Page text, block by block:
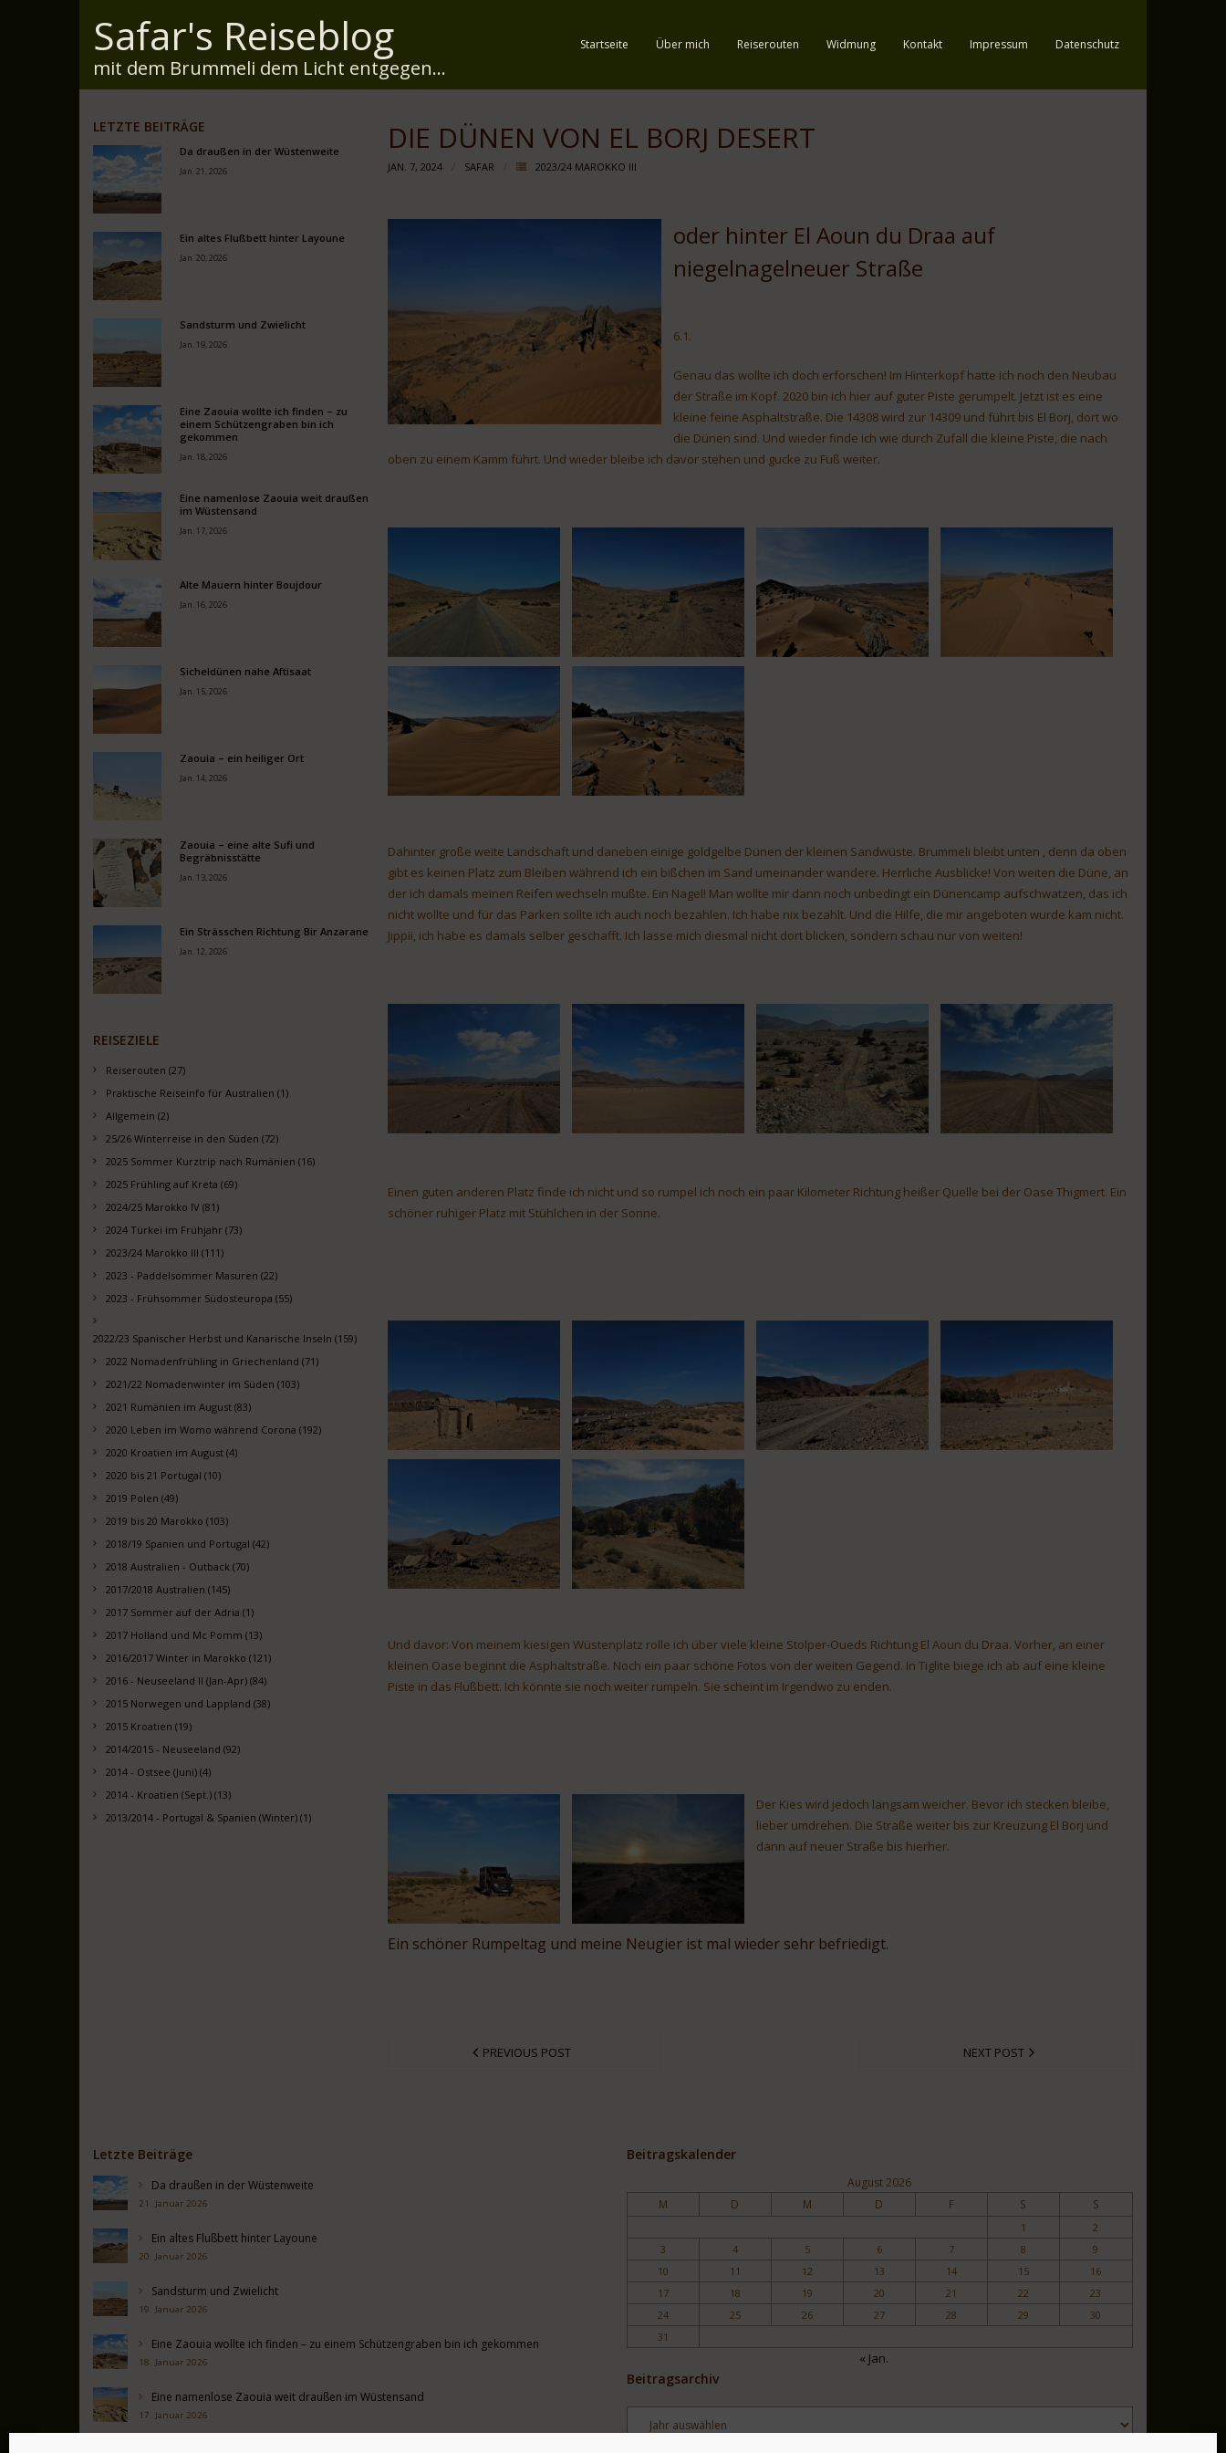
Safar's Reiseblog
mit dem Brummeli dem Licht entgegen...
Startseite Über mich Reiserouten Widmung Kontakt Impressum Datenschutz
DIE DÜNEN VON EL BORJ DESERT
JAN. 7, 2024 SAFAR 2023/24 MAROKKO III
oder hinter El Aoun du Draa auf
niegelnagelneuer Straße
6.1.
Genau das wollte ich doch erforschen! Im Hinterkopf hatte ich noch den Neubau
der Straße im Kopf. 2020 bin ich hier auf guter Piste gerumpelt. Jetzt ist es eine
kleine feine Asphaltstraße. Die 14308 wird zur 14309 und führt bis El Borj, dort wo
die Dünen sind. Und wieder finde ich wie durch Zufall die kleine Piste, die nach
oben zu einem Kamm führt. Und wieder bleibe ich davor stehen und gucke zu Fuß weiter.
Dahinter große weite Landschaft und daneben einige goldgelbe Dünen der kleinen Sandwüste. Brummeli bleibt unten , denn da oben
gibt es keinen Platz zum Bleiben während ich ein bißchen im Sand umeinander wandere. Herrliche Ausblicke! Von weiten die Düne, an
der ich damals meinen Reifen wechseln mußte. Ein Nagel! Man wollte mir dann noch unbedingt ein Dünencamp aufschwatzen, das ich
nicht wollte und für das Parken sollte ich auch noch bezahlen. Ich habe nix bezahlt. Und die Hilfe, die mir angeboten wurde kam nicht.
Jippii, ich habe es damals selber geschafft. Ich lasse mich diesmal nicht dort blicken, sondern schau nur von weiten!
Einen guten anderen Platz finde ich nicht und so rumpel ich noch ein paar Kilometer Richtung heißer Quelle bei der Oase Thigmert. Ein
schöner ruhiger Platz mit Stühlchen in der Sonne.
Und davor: Von meinem kiesigen Wüstenplatz rolle ich über viele kleine Stolper-Oueds Richtung El Aoun du Draa. Vorher, an einer
kleinen Oase beginnt die Asphaltstraße. Noch ein paar schöne Fotos von der weiten Gegend. In Tiglite biege ich ab auf eine kleine
Piste in das Flußbett. Ich könnte sie noch weiter rumpeln. Sie scheint im Irgendwo zu enden.
Der Kies wird jedoch langsam weicher. Bevor ich stecken bleibe,
lieber umdrehen. Die Straße weiter bis zur Kreuzung El Borj und
dann auf neuer Straße bis hierher.
Ein schöner Rumpeltag und meine Neugier ist mal wieder sehr befriedigt.
PREVIOUS POST NEXT POST
LETZTE BEITRÄGE
Da draußen in der Wüstenweite
Jan. 21, 2026
Ein altes Flußbett hinter Layoune
Jan. 20, 2026
Sandsturm und Zwielicht
Jan. 19, 2026
Eine Zaouia wollte ich finden – zu
einem Schützengraben bin ich
gekommen
Jan. 18, 2026
Eine namenlose Zaouia weit draußen
im Wüstensand
Jan. 17, 2026
Alte Mauern hinter Boujdour
Jan. 16, 2026
Sicheldünen nahe Aftisaat
Jan. 15, 2026
Zaouia – ein heiliger Ort
Jan. 14, 2026
Zaouia – eine alte Sufi und
Begräbnisstätte
Jan. 13, 2026
Ein Strässchen Richtung Bir Anzarane
Jan. 12, 2026
REISEZIELE
Reiserouten (27)
Praktische Reiseinfo für Australien (1)
Allgemein (2)
25/26 Winterreise in den Süden (72)
2025 Sommer Kurztrip nach Rumänien (16)
2025 Frühling auf Kreta (69)
2024/25 Marokko IV (81)
2024 Türkei im Frühjahr (73)
2023/24 Marokko III (111)
2023 - Paddelsommer Masuren (22)
2023 - Frühsommer Südosteuropa (55)
2022/23 Spanischer Herbst und Kanarische Inseln (159)
2022 Nomadenfrühling in Griechenland (71)
2021/22 Nomadenwinter im Süden (103)
2021 Rumänien im August (83)
2020 Leben im Womo während Corona (192)
2020 Kroatien im August (4)
2020 bis 21 Portugal (10)
2019 Polen (49)
2019 bis 20 Marokko (103)
2018/19 Spanien und Portugal (42)
2018 Australien - Outback (70)
2017/2018 Australien (145)
2017 Sommer auf der Adria (1)
2017 Holland und Mc Pomm (13)
2016/2017 Winter in Marokko (121)
2016 - Neuseeland II (Jan-Apr) (84)
2015 Norwegen und Lappland (38)
2015 Kroatien (19)
2014/2015 - Neuseeland (92)
2014 - Ostsee (Juni) (4)
2014 - Kroatien (Sept.) (13)
2013/2014 - Portugal & Spanien (Winter) (1)
Letzte Beiträge
Da draußen in der Wüstenweite
21. Januar 2026
Ein altes Flußbett hinter Layoune
20. Januar 2026
Sandsturm und Zwielicht
19. Januar 2026
Eine Zaouia wollte ich finden – zu einem Schützengraben bin ich gekommen
18. Januar 2026
Eine namenlose Zaouia weit draußen im Wüstensand
17. Januar 2026
Beitragskalender
August 2026
M D M D F S S
1
2
3
4 5 6 7 8
9
10
11 12 13 14 15
16
17
18 19 20 21 22
23
24
25 26 27 28 29
30
31
« Jan.
Beitragsarchiv
Archiv